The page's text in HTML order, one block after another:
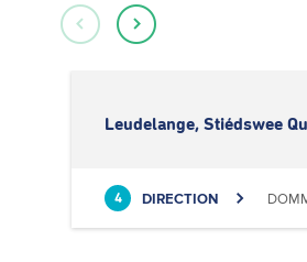
Leudelange, Stiédswee
4 DIRECTION